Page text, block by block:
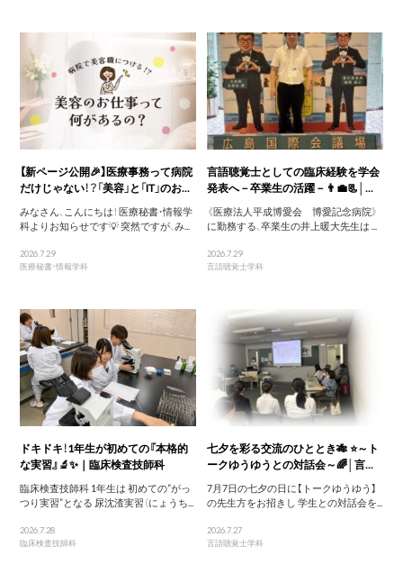
【新ページ公開🎉】医療事務って病院
だけじゃない！？「美容」と「IT」のお...
みなさん、こんにちは！ 医療秘書・情報学
科よりお知らせです💡 突然ですが、み...
2026.7.29
医療秘書・情報学科
言語聴覚士としての臨床経験を学会
発表へ－卒業生の活躍－👨‍💼📃│...
《医療法人平成博愛会 博愛記念病院》
に勤務する、卒業生の井上暖大先生は ...
2026.7.29
言語聴覚士学科
ドキドキ！1年生が初めての『本格的
な実習』🔬✨｜臨床検査技師科
臨床検査技師科 1年生は 初めての“がっ
つり実習”となる 尿沈渣実習（にょうち...
2026.7.28
臨床検査技師科
七夕を彩る交流のひととき🎋 ⭐～ト
ークゆうゆうとの対話会～🌈│言...
7月7日の七夕の日に【トークゆうゆう】
の先生方をお招きし 学生との対話会を...
2026.7.27
言語聴覚士学科